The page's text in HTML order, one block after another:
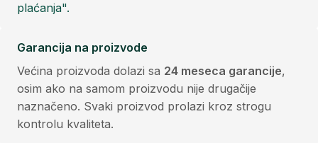
plaćanja".
Garancija na proizvode
Većina proizvoda dolazi sa 24 meseca garancije,
osim ako na samom proizvodu nije drugačije
naznačeno. Svaki proizvod prolazi kroz strogu
kontrolu kvaliteta.